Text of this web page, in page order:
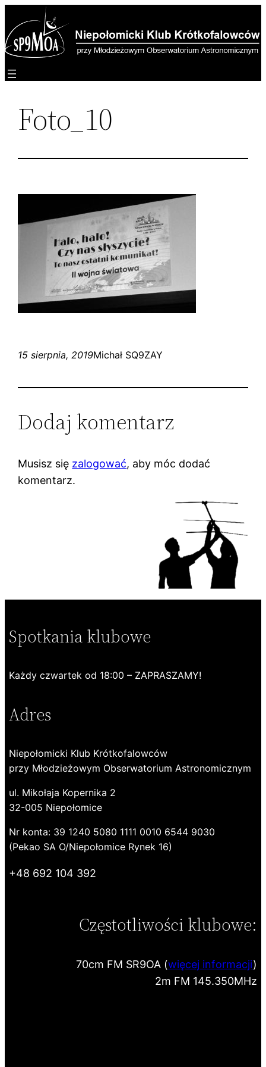
do
treści
Foto_10
15 sierpnia, 2019Michał SQ9ZAY
Dodaj komentarz
Musisz się zalogować, aby móc dodać
komentarz.
Spotkania klubowe
Każdy czwartek od 18:00 – ZAPRASZAMY!
Adres
Niepołomicki Klub Krótkofalowców
przy Młodzieżowym Obserwatorium Astronomicznym
ul. Mikołaja Kopernika 2
32-005 Niepołomice
Nr konta: 39 1240 5080 1111 0010 6544 9030
(Pekao SA O/Niepołomice Rynek 16)
+48 692 104 392
Częstotliwości klubowe:
70cm FM SR9OA (więcej informacji)
2m FM 145.350MHz